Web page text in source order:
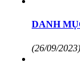
DANH
(26/09/2023)